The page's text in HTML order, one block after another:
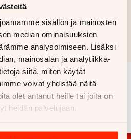
sisällön ja mainosten
median ominaisuuksien
analysoimiseen. Lisäksi
mainosalan ja analytiikka-
siitä, miten käytät
voivat yhdistää näitä
olet antanut heille tai joita on
heidän palvelujaan.
antava ja edellyttää hyväksytyn
ja kaskovakuutuksen.
ajoneuvoja